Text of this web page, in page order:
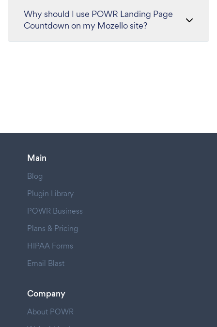
Why should I use POWR Landing Page
Countdown on my Mozello site?
Main
Blog
Plugin Library
POWR Business
Plans & Pricing
HIPAA Forms
Email Blast
Company
About POWR